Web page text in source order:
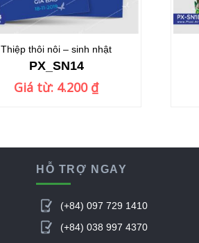
Thiệp thôi nôi – sinh nhật
PX_SN14
Giá từ: 4.200 ₫
HỖ TRỢ NGAY
 (+84) 097 729 1410
 (+84) 038 997 4370